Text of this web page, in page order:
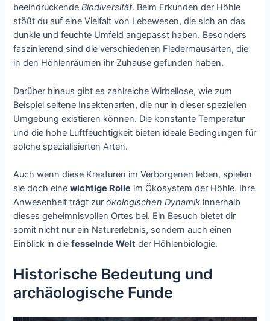
beeindruckendeBiodiversität. Beim Erkunden der Höhle
stößt du auf eine Vielfalt von Lebewesen, die sich an das
dunkle und feuchte Umfeld angepasst haben. Besonders
faszinierend sind die verschiedenen Fledermausarten, die
in den Höhlenräumen ihr Zuhause gefunden haben.
Darüber hinaus gibt es zahlreiche Wirbellose, wie zum
Beispiel seltene Insektenarten, die nur in dieser speziellen
Umgebung existieren können. Die konstante Temperatur
und die hohe Luftfeuchtigkeit bieten ideale Bedingungen für
solche spezialisierten Arten.
Auch wenn diese Kreaturen im Verborgenen leben, spielen
sie doch einewichtige Rolle im Ökosystem der Höhle. Ihre
Anwesenheit trägt zurökologischen Dynamik innerhalb
dieses geheimnisvollen Ortes bei. Ein Besuch bietet dir
somit nicht nur ein Naturerlebnis, sondern auch einen
Einblick in diefesselnde Welt der Höhlenbiologie.
Historische Bedeutung und
archäologische Funde